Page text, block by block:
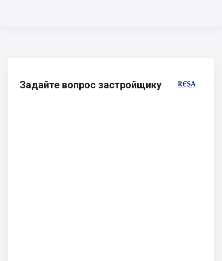
Задайте вопрос застройщику